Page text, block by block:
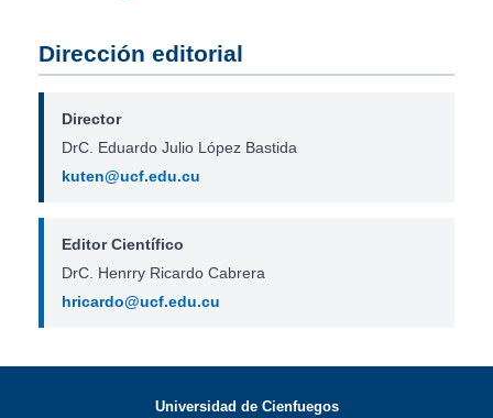
Dirección editorial
Director
DrC. Eduardo Julio López Bastida
kuten@ucf.edu.cu
Editor Científico
DrC. Henrry Ricardo Cabrera
hricardo@ucf.edu.cu
Universidad de Cienfuegos